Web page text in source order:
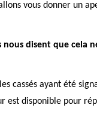
vous donner un
nous disent que cela
cassés ayant été
est disponible pour